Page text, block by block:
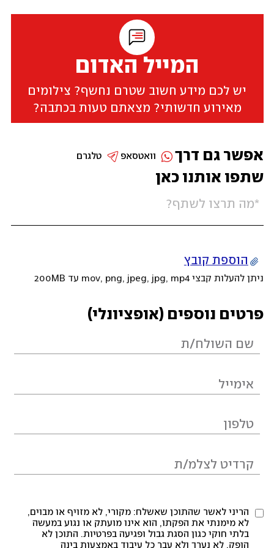
המייל האדום
יש לכם מידע חשוב שטרם נחשף? צילומים
מאירוע חדשותי? מצאתם טעות בכתבה?
שתפו אותנו כאן
הוספת קובץ
ניתן להעלות קבצי mov, png, jpeg, jpg, mp4 עד 200MB
פרטים נוספים (אופציונלי)
הריני לאשר שהתוכן שאשלח: מקורי, לא מזויף או מבוים,
לא מימנתי את הפקתו, הוא אינו מועתק או נגוע במעשה
בלתי חוקי כגון הסגת גבול ופגיעה בפרטיות. התוכן לא
הופק, לא נערך ולא עבר כל עיבוד באמצעות בינה
אפשר גם דרך טלגרם וואטסאפ